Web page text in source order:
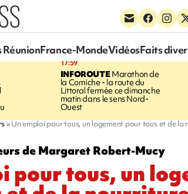
RéunionFrance-MondeVidéosFaits
17:59
INFOROUTEMarathon de
la Corniche - la route du
Littoral fermée ce dimanche
matin dans le sens Nord-
Ouest
Un emploi pour tous, un logement pour tous et de la
de Margaret Robert-Mucy
pour tous, un